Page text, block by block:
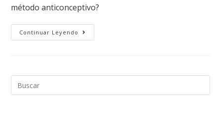
método anticonceptivo?
Continuar Leyendo